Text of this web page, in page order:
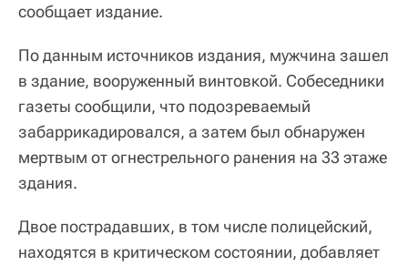
сообщает издание.
По данным источников издания, мужчина зашел
в здание, вооруженный винтовкой. Собеседники
газеты сообщили, что подозреваемый
забаррикадировался, а затем был обнаружен
мертвым от огнестрельного ранения на 33 этаже
здания.
Двое пострадавших, в том числе полицейский,
находятся в критическом состоянии, добавляет